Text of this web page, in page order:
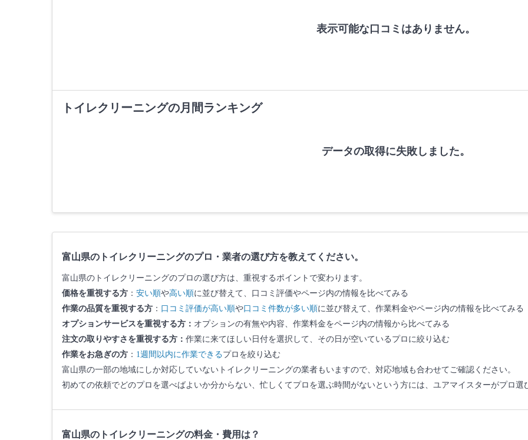
表示可能な口コミはありません。
トイレクリーニングの月間ランキング
データの取得に失敗しました。
富山県のトイレクリーニングのプロ・業者の選び方を教えてください。
富山県のトイレクリーニングのプロの選び方は、重視するポイントで変わります。
価格を重視する方 ： 安い順や高い順に並び替えて、口コミ評価やページ内の情報を比べてみる
作業の品質を重視する方 ： 口コミ評価が高い順や口コミ件数が多い順に並び替えて、作業料金やページ内の情報を比べてみる
オプションサービスを重視する方： オプションの有無や内容、作業料金をページ内の情報から比べてみる
注文の取りやすさを重視する方： 作業に来てほしい日付を選択して、その日が空いているプロに絞り込む
作業をお急ぎの方 ： 1週間以内に作業できるプロを絞り込む
富山県の一部の地域にしか対応していないトイレクリーニングの業者もいますので、対応地域も合わせてご確認ください。
初めての依頼でどのプロを選べばよいか分からない、忙しくてプロを選ぶ時間がないという方には、ユアマイスターがプロ選
富山県のトイレクリーニングの料金・費用は？